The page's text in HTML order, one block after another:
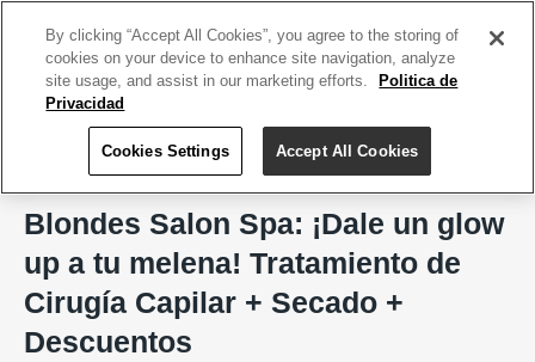
Blondes Salon Spa, San Juan
Blondes Salon Spa: ¡Dale un glow
up a tu melena! Tratamiento de
Cirugía Capilar + Secado +
Descuentos
By clicking “Accept All Cookies”, you agree to the storing of
cookies on your device to enhance site navigation, analyze
site usage, and assist in our marketing efforts.
Politica de
Privacidad
Cookies Settings Accept All Cookies